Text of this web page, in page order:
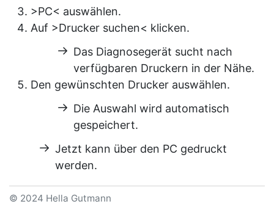
>PC< auswählen.
Auf >Drucker suchen< klicken.
Das Diagnosegerät sucht nach
verfügbaren Druckern in der Nähe.
Den gewünschten Drucker auswählen.
Die Auswahl wird automatisch
gespeichert.
Jetzt kann über den PC gedruckt
werden.
© 2024 Hella Gutmann